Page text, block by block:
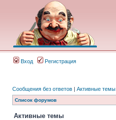
Вход Регистрация
Сообщения без ответов | Активные темы
Список форумов
Активные темы